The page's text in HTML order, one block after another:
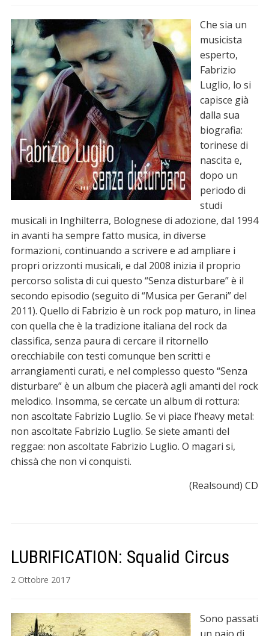
Che sia un
musicista
esperto,
Fabrizio
Luglio, lo si
capisce già
dalla sua
biografia:
torinese di
nascita e,
dopo un
periodo di
studi
musicali in Inghilterra, Bolognese di adozione, dal 1994
in avanti ha sempre fatto musica, in diverse
formazioni, continuando a scrivere e ad ampliare i
propri orizzonti musicali, e dal 2008 inizia il proprio
percorso solista di cui questo “Senza disturbare” è il
secondo episodio (seguito di “Musica per Gerani” del
2011). Quello di Fabrizio è un rock pop maturo, in linea
con quella che è la tradizione italiana del rock da
classifica, senza paura di cercare il ritornello
orecchiabile con testi comunque ben scritti e
arrangiamenti curati, e nel complesso questo “Senza
disturbare” è un album che piacerà agli amanti del rock
melodico. Insomma, se cercate un album di rottura:
non ascoltate Fabrizio Luglio. Se vi piace l’heavy metal:
non ascoltate Fabrizio Luglio. Se siete amanti del
reggae: non ascoltate Fabrizio Luglio. O magari si,
chissà che non vi conquisti.
(Realsound) CD
LUBRIFICATION: Squalid Circus
2 Ottobre 2017
Sono passati